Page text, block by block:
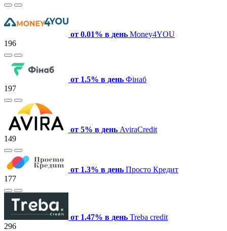
от 0.01% в день Money4YOU
196
от 1.5% в день Фінаб
197
от 5% в день AviraCredit
149
от 1.3% в день Просто Кредит
177
от 1.47% в день Treba credit
296